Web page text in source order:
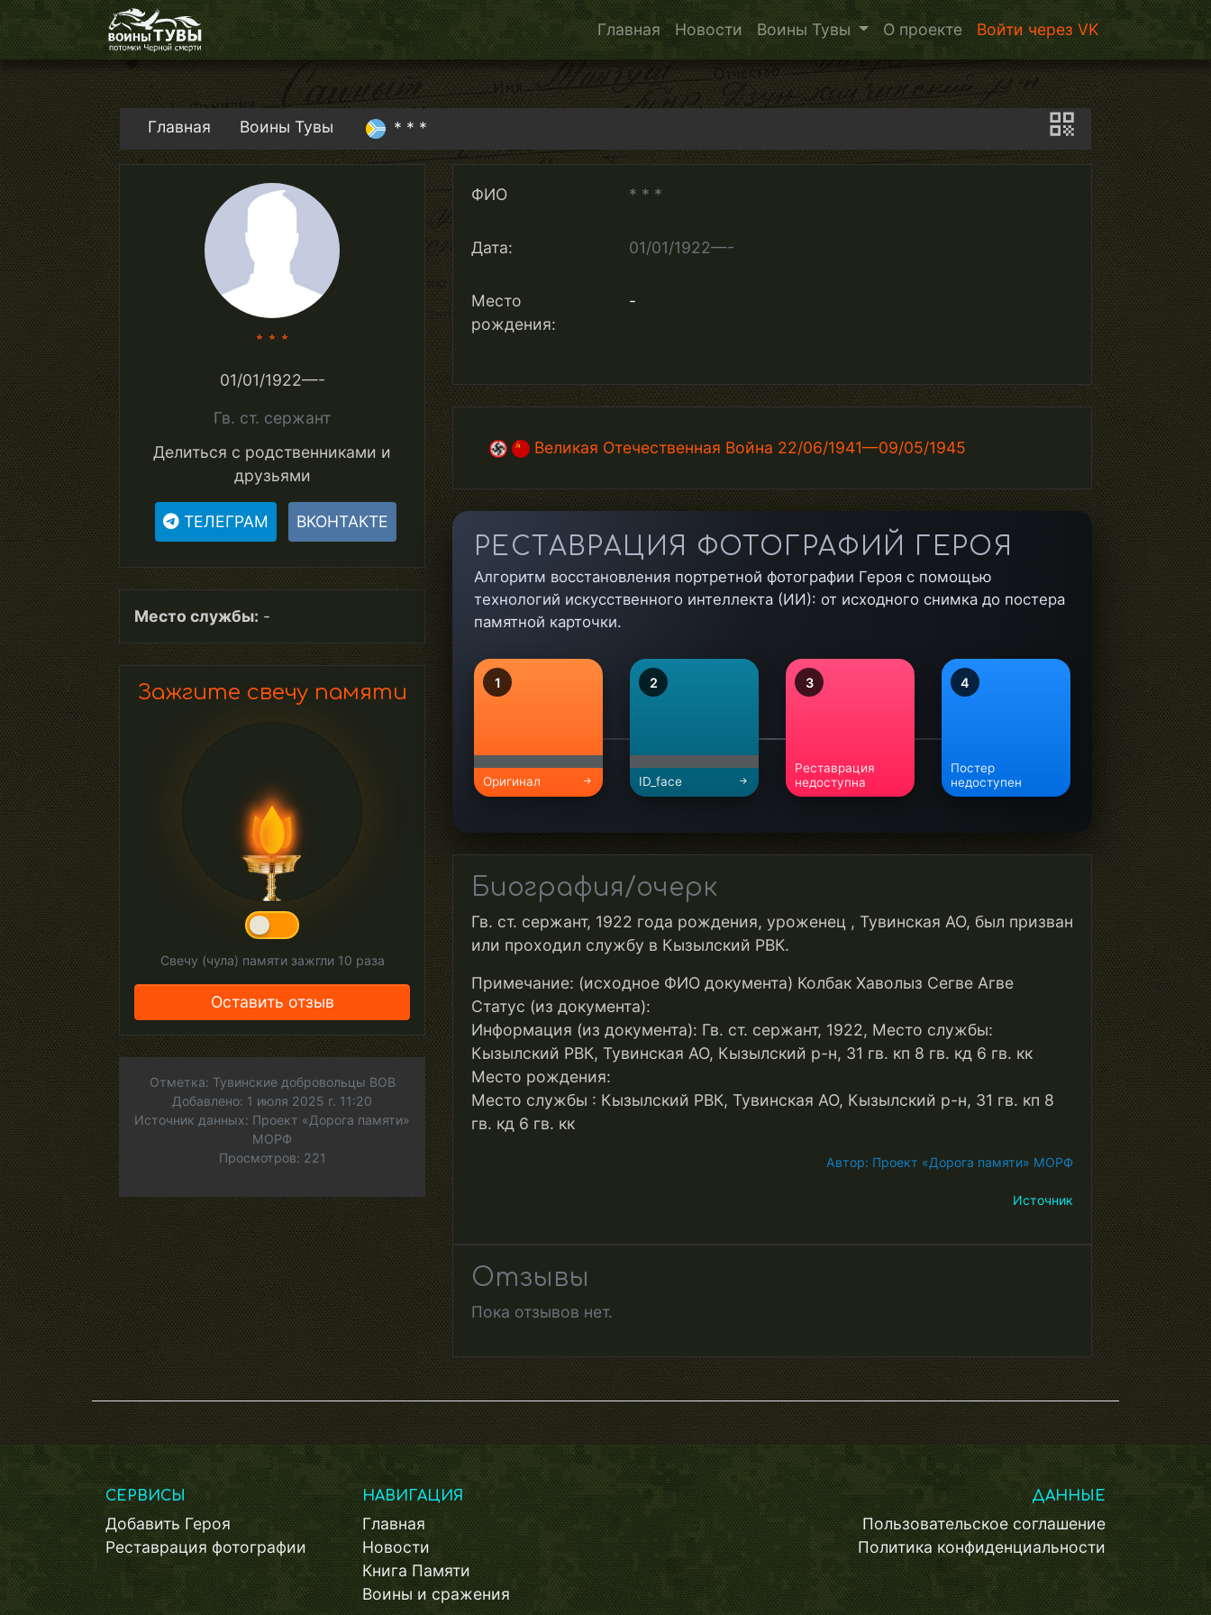
Главная Новости Воины Тувы О проекте Войти через VK
Главная Воины Тувы * * *
* * *
01/01/1922—-
Гв. ст. сержант
Делиться с родственниками и
друзьями
ТЕЛЕГРАМ ВКОНТАКТЕ
Место службы: -
Зажгите свечу памяти
Свечу (чула) памяти зажгли 10 раза
Оставить отзыв
Отметка: Тувинские добровольцы ВОВ
Добавлено: 1 июля 2025 г. 11:20
Источник данных: Проект «Дорога памяти»
МОРФ
Просмотров: 221
ФИО * * *
Дата: 01/01/1922—-
Место
рождения:
-
Великая Отечественная Война 22/06/1941—09/05/1945
РЕСТАВРАЦИЯ ФОТОГРАФИЙ ГЕРОЯ
Алгоритм восстановления портретной фотографии Героя с помощью
технологий искусственного интеллекта (ИИ): от исходного снимка до постера
памятной карточки.
1
Оригинал
2
ID_face
3
Реставрация
недоступна
4
Постер
недоступен
Биография/очерк
Гв. ст. сержант, 1922 года рождения, уроженец , Тувинская АО, был призван
или проходил службу в Кызылский РВК.
Примечание: (исходное ФИО документа) Колбак Хаволыз Сегве Агве
Статус (из документа):
Информация (из документа): Гв. ст. сержант, 1922, Место службы:
Кызылский РВК, Тувинская АО, Кызылский р-н, 31 гв. кп 8 гв. кд 6 гв. кк
Место рождения:
Место службы : Кызылский РВК, Тувинская АО, Кызылский р-н, 31 гв. кп 8
гв. кд 6 гв. кк
Автор: Проект «Дорога памяти» МОРФ
Источник
Отзывы
Пока отзывов нет.
СЕРВИСЫ
Добавить Героя
Реставрация фотографии
НАВИГАЦИЯ
Главная
Новости
Книга Памяти
Воины и сражения
ДАННЫЕ
Пользовательское соглашение
Политика конфиденциальности